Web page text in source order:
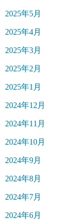
2025年5月
2025年4月
2025年3月
2025年2月
2025年1月
2024年12月
2024年11月
2024年10月
2024年9月
2024年8月
2024年7月
2024年6月